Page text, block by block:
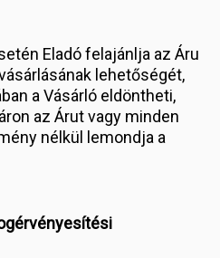
Eladó felajánlja az Áru
lehetőségét,
a Vásárló eldöntheti,
az Árut vagy minden
nélkül lemondja a